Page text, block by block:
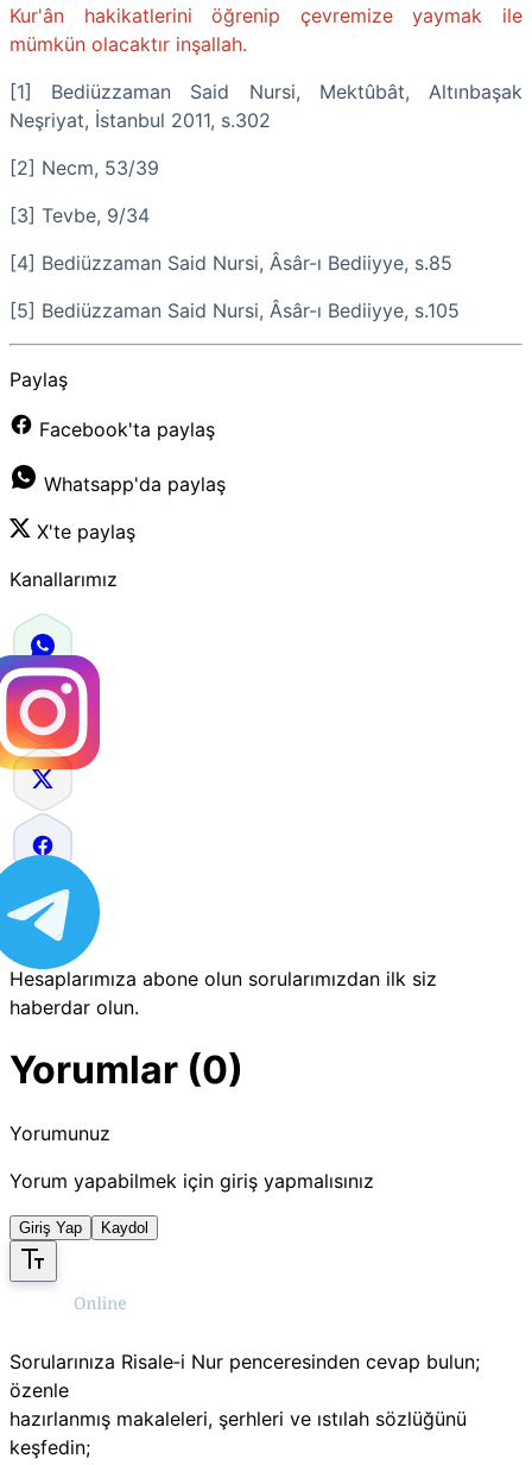
Kur'ân hakikatlerini öğrenip çevremize yaymak ile
mümkün olacaktır inşallah.
[1] Bediüzzaman Said Nursi, Mektûbât, Altınbaşak
Neşriyat, İstanbul 2011, s.302
[2] Necm, 53/39
[3] Tevbe, 9/34
[4] Bediüzzaman Said Nursi, Âsâr-ı Bediiyye, s.85
[5] Bediüzzaman Said Nursi, Âsâr-ı Bediiyye, s.105
Paylaş
Facebook'ta paylaş
Whatsapp'da paylaş
X'te paylaş
Kanallarımız
Hesaplarımıza abone olun sorularımızdan ilk siz
haberdar olun.
Yorumlar (0)
Yorumunuz
Yorum yapabilmek için giriş yapmalısınız
Giriş Yap Kaydol
Sorularınıza Risale‑i Nur penceresinden cevap bulun;
özenle
hazırlanmış makaleleri, şerhleri ve ıstılah sözlüğünü
keşfedin;